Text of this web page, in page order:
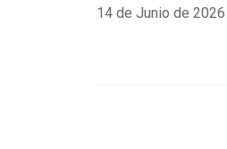
14 de Junio de 2026